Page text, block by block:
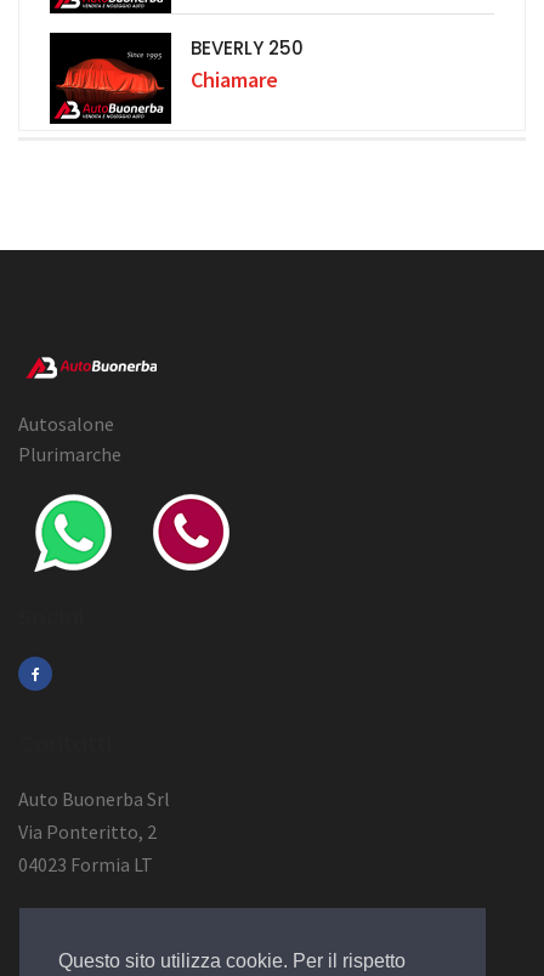
Questo sito utilizza cookie. Per il rispetto
BEVERLY 250
Chiamare
Autosalone
Plurimarche
Auto Buonerba Srl
Via Ponteritto, 2
04023 Formia LT